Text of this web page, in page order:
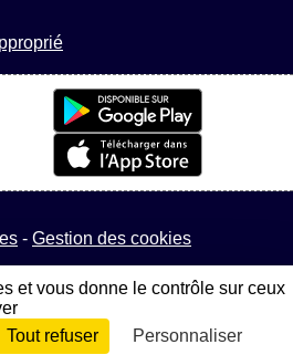
Gestion des cookies
Connexion
et vous donne le contrôle sur ceux
Tout refuser Personnaliser